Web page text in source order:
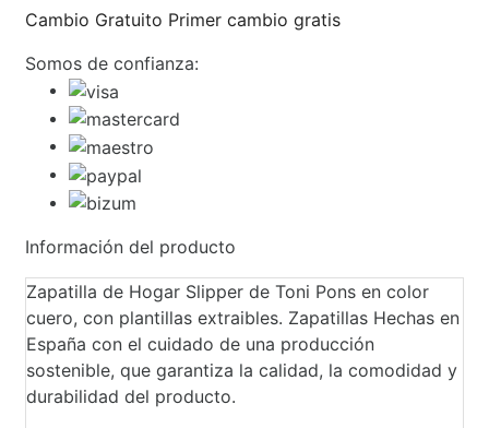
Cambio Gratuito Primer cambio gratis
Somos de confianza:
Información del producto
Zapatilla de Hogar Slipper de Toni Pons en color
cuero, con plantillas extraibles. Zapatillas Hechas en
España con el cuidado de una producción
sostenible, que garantiza la calidad, la comodidad y
durabilidad del producto.